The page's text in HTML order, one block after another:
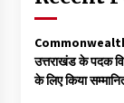
Commonwealth
उत्तराखंड के पदक
के लिए किया